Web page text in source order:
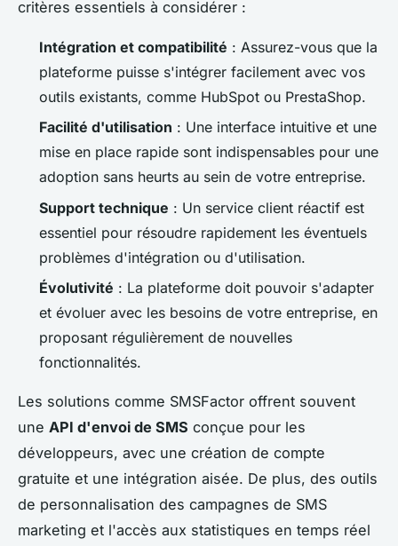
critères essentiels à considérer :
Intégration et compatibilité : Assurez-vous que la
plateforme puisse s'intégrer facilement avec vos
outils existants, comme HubSpot ou PrestaShop.
Facilité d'utilisation : Une interface intuitive et une
mise en place rapide sont indispensables pour une
adoption sans heurts au sein de votre entreprise.
Support technique : Un service client réactif est
essentiel pour résoudre rapidement les éventuels
problèmes d'intégration ou d'utilisation.
Évolutivité : La plateforme doit pouvoir s'adapter
et évoluer avec les besoins de votre entreprise, en
proposant régulièrement de nouvelles
fonctionnalités.
Les solutions comme SMSFactor offrent souvent
une API d'envoi de SMS conçue pour les
développeurs, avec une création de compte
gratuite et une intégration aisée. De plus, des outils
de personnalisation des campagnes de SMS
marketing et l'accès aux statistiques en temps réel